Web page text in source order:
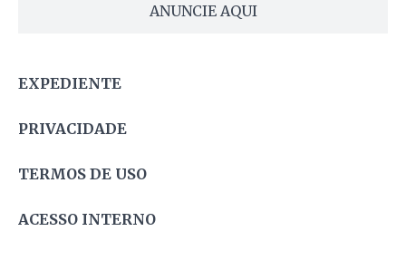
ANUNCIE AQUI
EXPEDIENTE
PRIVACIDADE
TERMOS DE USO
ACESSO INTERNO